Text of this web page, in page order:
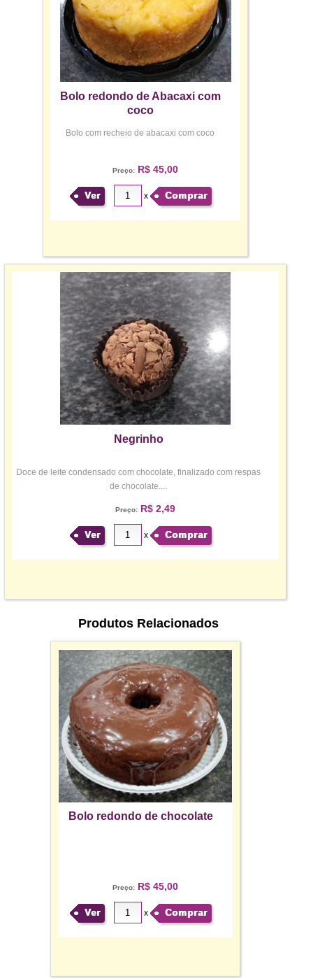
Bolo redondo de Abacaxi com
coco
Bolo com recheio de abacaxi com coco
Preço:R$ 45,00
Ver x Comprar
Negrinho
Doce de leite condensado com chocolate, finalizado com respas
de chocolate....
Preço:R$ 2,49
Ver x Comprar
Produtos Relacionados
Bolo redondo de chocolate
Preço:R$ 45,00
Ver x Comprar